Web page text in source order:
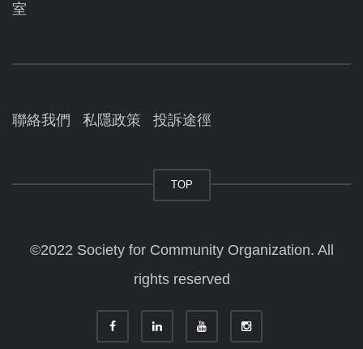
室
聯絡我們 私隱政策 投訴途徑
TOP
©2022 Society for Community Organization. All
rights reserved